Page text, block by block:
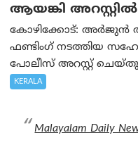
ആയങ്കി അറസ്റ്റിൽ
കോഴിക്കോട്: അർജുൻ
ഫണ്ടിംഗ് നടത്തിയ
പോലീസ് അറസ്റ്റ്
KERALA
Malayalam Daily